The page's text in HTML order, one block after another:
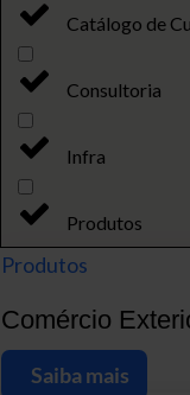
Catálogo de
Consultoria
Infra
Produtos
Produtos
Comércio
Saiba mais